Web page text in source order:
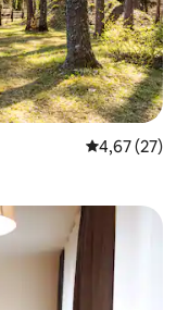
4,67 de uma
4,67 (27)